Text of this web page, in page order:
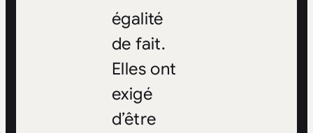
égalité
de fait.
Elles ont
exigé
d’être